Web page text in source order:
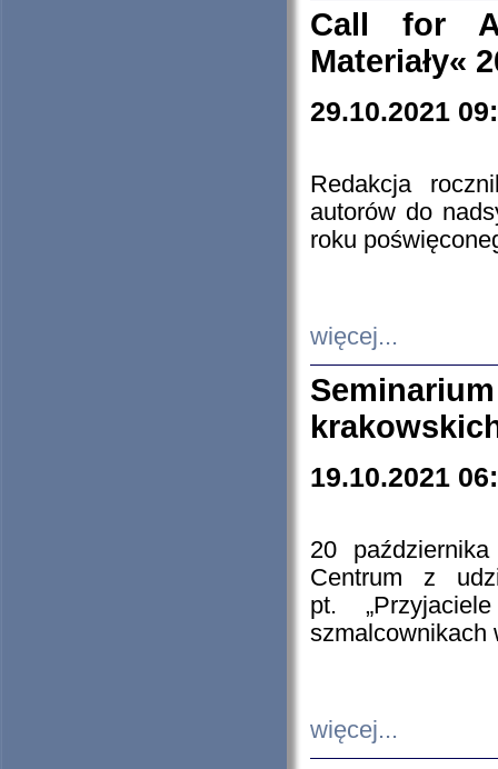
Call for
Materiały«
29.10.2021
Redakcja
autorów do
roku
więcej...
19.10.2021
20
Centrum z
pt.
szmalcownikach
więcej...